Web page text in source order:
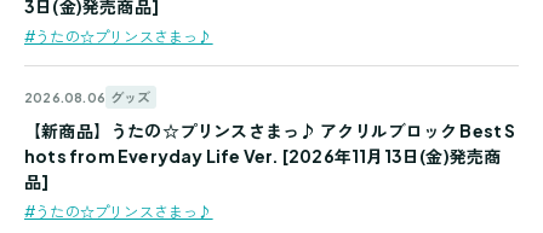
#うたの☆プリンスさまっ♪
3日(金)発売商品]
2026.08.06 グッズ
#うたの☆プリンスさまっ♪
【新商品】うたの☆プリンスさまっ♪ アクリルブロック Best S
hots from Everyday Life Ver. [2026年11月13日(金)発売商
品]